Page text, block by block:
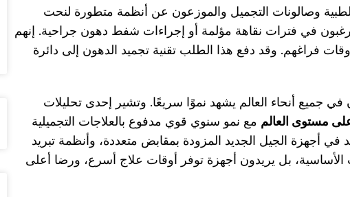
وصالونات التجميل والموزعون عن أنظمة متطورة لنحت
في فترات نقاهة مؤلمة أو إجراءات شفط دهون جراحية. إنهم
فراغهم. وقد دفع هذا الطلب تقنية تجميد الدهون إلى دائرة
جميع أنحاء العالم يشهد نموًا سريعًا. وتشير إحدى تحليلات
مع نمو سنوي قوي مدفوع بالعلاجات التجميلية
أجهزة الجيل الجديد المزودة بمقابض متعددة، وأنظمة تبريد
بل يريدون أجهزة توفر أوقات علاج أسرع، ورضا أعلى